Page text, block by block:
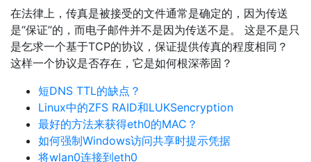
在法律上，传真是被接受的文件通常是确定的，因为传送
是“保证”的，而电子邮件并不是因为传送不是。 这是不是只
是乞求一个基于TCP的协议，保证提供传真的程度相同？
这样一个协议是否存在，它是如何根深蒂固？
短DNS TTL的缺点？
Linux中的ZFS RAID和LUKSencryption
最好的方法来获得eth0的MAC？
如何强制Windows访问共享时提示凭据
将wlan0连接到eth0